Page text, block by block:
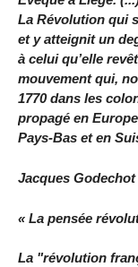
La Révolution qui
et y atteignit un
à celui qu’elle
mouvement qui,
1770 dans les
propagé en
Pays-Bas et en
Jacques Godechot
« La pensée
La "révolution